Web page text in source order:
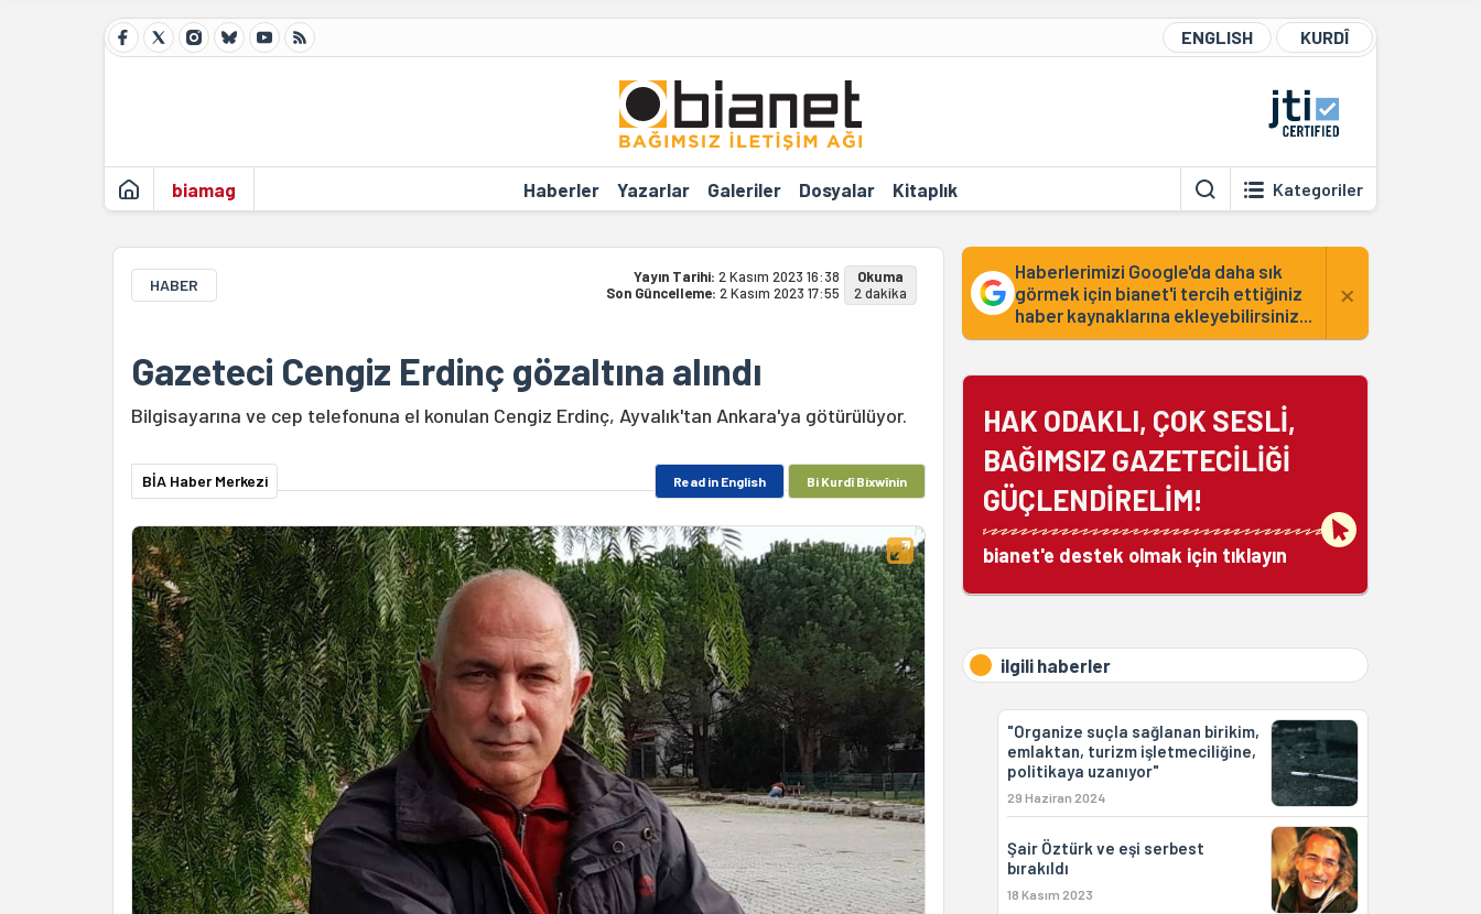
ENGLISH KURDÎ
biamag Haberler Yazarlar Galeriler Dosyalar Kitaplık Kategoriler
HABER Yayın Tarihi: 2 Kasım 2023 16:38
Son Güncelleme: 2 Kasım 2023 17:55
Okuma
2 dakika
Gazeteci Cengiz Erdinç gözaltına alındı
Bilgisayarına ve cep telefonuna el konulan Cengiz Erdinç, Ayvalık'tan Ankara'ya götürülüyor.
BİA Haber Merkezi Read in English Bi Kurdî Bixwînin
Haberlerimizi Google'da daha sık
görmek için bianet'i tercih ettiğiniz
haber kaynaklarına ekleyebilirsiniz...
×
HAK ODAKLI, ÇOK SESLİ,
BAĞIMSIZ GAZETECİLİĞİ
GÜÇLENDİRELİM!
bianet'e destek olmak için tıklayın
ilgili haberler
"Organize suçla sağlanan birikim,
emlaktan, turizm işletmeciliğine,
politikaya uzanıyor"
29 Haziran 2024
Şair Öztürk ve eşi serbest
bırakıldı
18 Kasım 2023